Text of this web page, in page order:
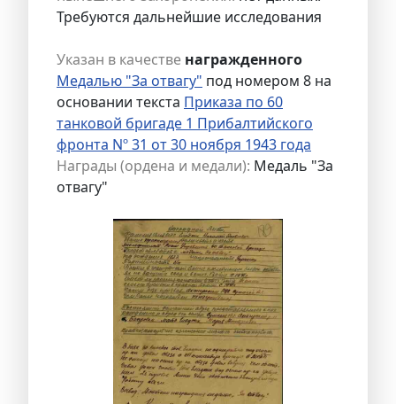
Требуются дальнейшие исследования
Указан в качестве награжденного
Медалью "За отвагу" под номером 8 на
основании текста Приказа по 60
танковой бригаде 1 Прибалтийского
фронта Nº 31 от 30 ноября 1943 года
Награды (ордена и медали): Медаль "За
отвагу"